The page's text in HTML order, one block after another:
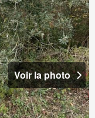
Voir la photo